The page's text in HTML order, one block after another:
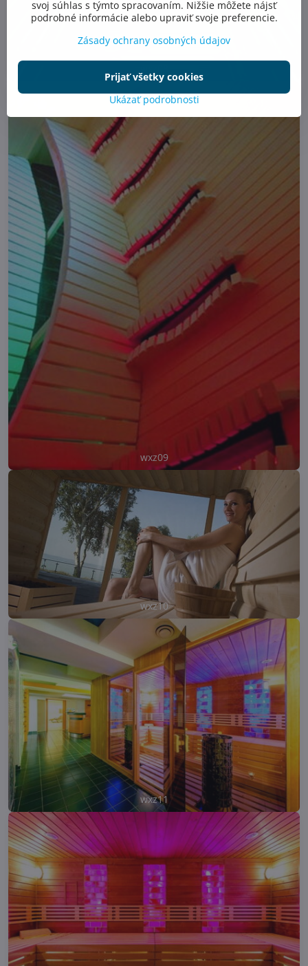
wxz09
wxz10
wxz11
svoj súhlas s týmto spracovaním. Nižšie môžete nájsť
podrobné informácie alebo upraviť svoje preferencie.
Zásady ochrany osobných údajov
Ukázať podrobnosti
Prijať všetky cookies